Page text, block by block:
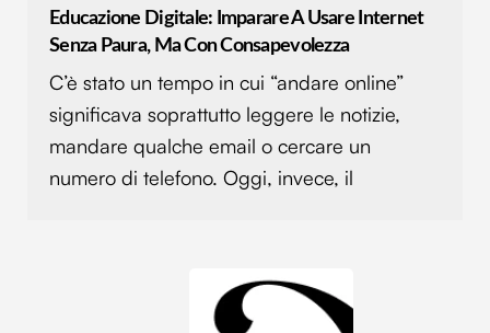
Educazione Digitale: Imparare A Usare Internet
Senza Paura, Ma Con Consapevolezza
C’è stato un tempo in cui “andare online”
significava soprattutto leggere le notizie,
mandare qualche email o cercare un
numero di telefono. Oggi, invece, il